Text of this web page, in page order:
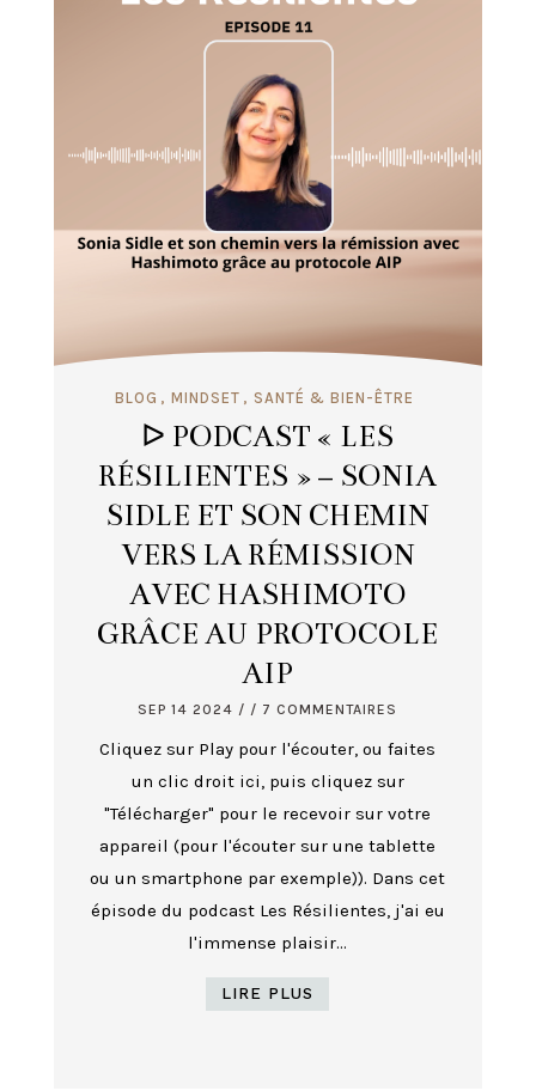
BLOG MINDSET SANTÉ & BIEN-ÊTRE
ᐅ PODCAST « LES
RÉSILIENTES » – SONIA
SIDLE ET SON CHEMIN
VERS LA RÉMISSION
AVEC HASHIMOTO
GRÂCE AU PROTOCOLE
AIP
SEP 14 2024 / / 7 COMMENTAIRES
Cliquez sur Play pour l'écouter, ou faites
un clic droit ici, puis cliquez sur
"Télécharger" pour le recevoir sur votre
appareil (pour l'écouter sur une tablette
ou un smartphone par exemple)). Dans cet
épisode du podcast Les Résilientes, j'ai eu
l'immense plaisir...
LIRE PLUS